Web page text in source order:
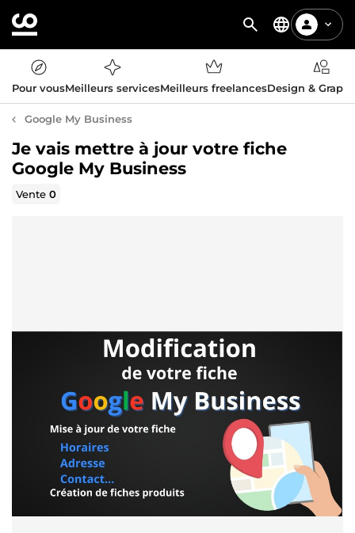
Pour vousMeilleurs servicesMeilleurs freelancesDesign &
Google My Business
Je vais mettre à jour votre fiche
Google My Business
Vente0